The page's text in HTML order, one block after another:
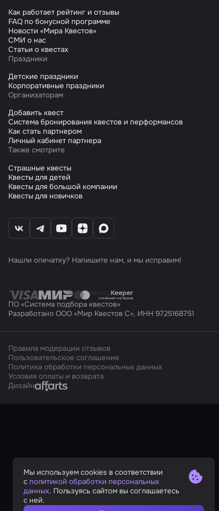
Как работает рейтинг и отзывы
FAQ по бонусной программе
Новости «Мира Квестов»
СМИ о нас
Статьи о квестах
Праздники
Детские праздники
Корпоративные праздники
Организаторам
Добавить квест
Система бронирования квестов и перформансов
Как стать партнером
Личный кабинет партнера
Также смотрите
Страшные квесты
Квесты для детей
Квесты для большой компании
Квесты для новичков
Нашли опечатку? Напишите нам, и мы исправим!
ПО «Система подбора квестов»
Разработано ООО «Мир Квестов С», ИНН 9725168751
Правила модерации отзывов
Пользовательское соглашение
Политика обработки персональных данных
Условия оплаты и возврата
ДизайнAffarts
Мы используем cookies в соответствии
с политикой обработки персональных
данных. Пользуясь сайтом вы соглашаетесь
с ней.